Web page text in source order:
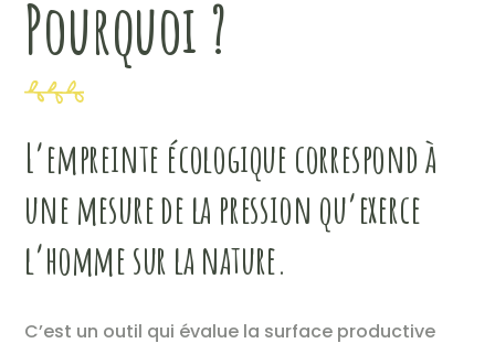
Pourquoi ?
L’empreinte écologique correspond à
une mesure de la pression qu’exerce
l’homme sur la nature.
C’est un outil qui évalue la surface productive